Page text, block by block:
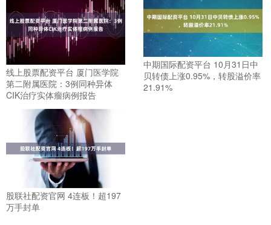
线上股票配资平台 厦门医学院
第二附属医院：3例同种异体
CIK治疗实体瘤病例报告
中期国际配资平台 10月31日中
贝转债上涨0.95%，转股溢价率
21.91%
股联社配资官网 4连板！超197
万手封单